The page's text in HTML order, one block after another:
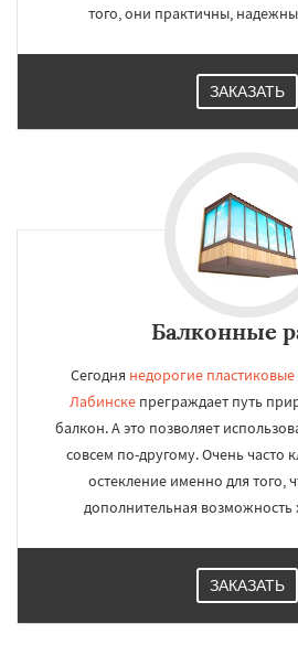
того, они практичны,
ЗАКАЗАТЬ
Балконные
Сегодня недорогие
Лабинскепреграждает путь
балкон. А это позволяет
совсем по-другому. Очень часто
остекление именно для того,
дополнительная
ЗАКАЗАТЬ